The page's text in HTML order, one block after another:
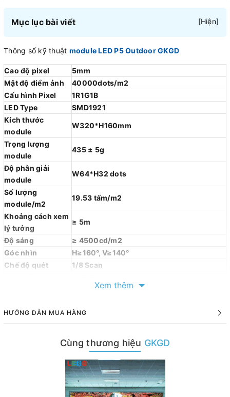
Mục lục bài viết [Hiện]
Thông số kỹ thuật module LED P5 Outdoor GKGD
Cao độ pixel
5mm
Mật độ điểm ảnh
40000dots/m2
Cấu hình Pixel
1R1G1B
LED Type
SMD1921
Kích thước
module
W320*H160mm
Trọng lượng
module
435 ± 5g
Độ phân giải
module
W64*H32 dots
Số lượng
module/m2
19.53 tấm/m2
Khoảng cách xem
lý tưởng
≥ 5m
Độ sáng
≥ 4500cd/m2
Góc nhìn
H≥160°, V≥140°
Chế độ quét
1/8 Scan
tối đa
39W/tấm
16384
60 khung hình/s
≥ 3840Hz
Xem thêm
HƯỚNG DẪN MUA HÀNG
Cùng thương hiệu GKGD